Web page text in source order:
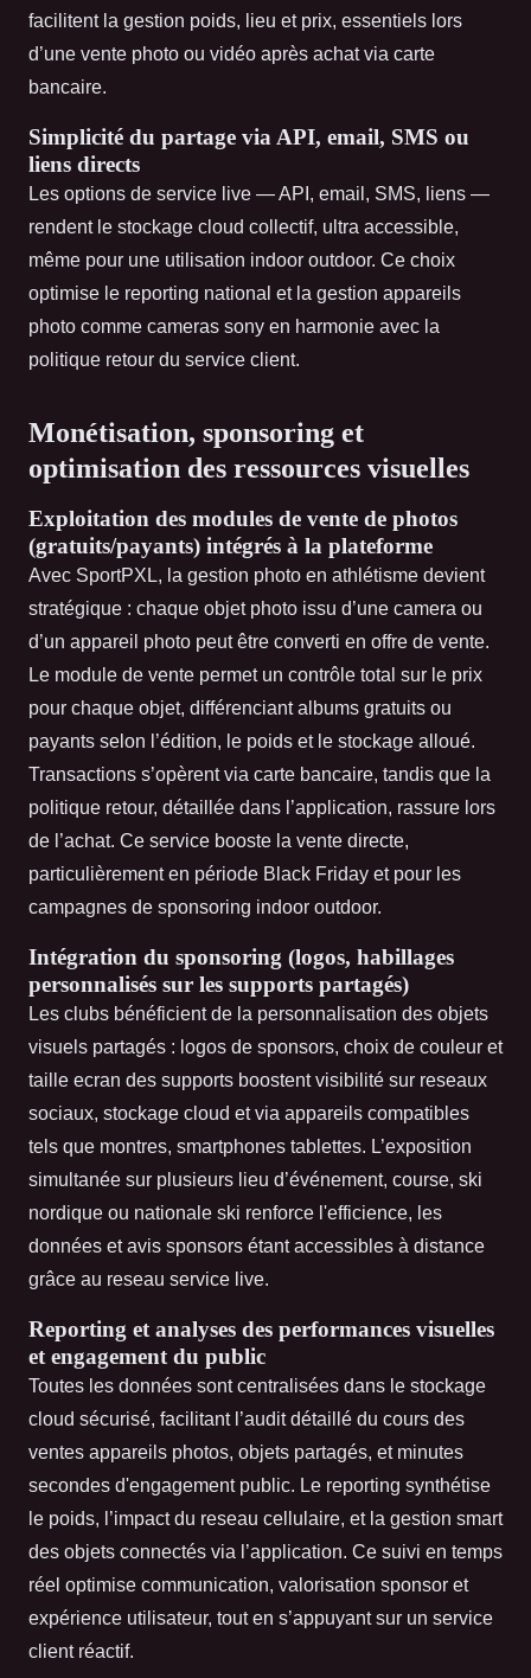
facilitent la gestion poids, lieu et prix, essentiels lors
d’une vente photo ou vidéo après achat via carte
bancaire.
Simplicité du partage via API, email, SMS ou
liens directs
Les options de service live — API, email, SMS, liens —
rendent le stockage cloud collectif, ultra accessible,
même pour une utilisation indoor outdoor. Ce choix
optimise le reporting national et la gestion appareils
photo comme cameras sony en harmonie avec la
politique retour du service client.
Monétisation, sponsoring et
optimisation des ressources visuelles
Exploitation des modules de vente de photos
(gratuits/payants) intégrés à la plateforme
Avec SportPXL, la gestion photo en athlétisme devient
stratégique : chaque objet photo issu d’une camera ou
d’un appareil photo peut être converti en offre de vente.
Le module de vente permet un contrôle total sur le prix
pour chaque objet, différenciant albums gratuits ou
payants selon l’édition, le poids et le stockage alloué.
Transactions s’opèrent via carte bancaire, tandis que la
politique retour, détaillée dans l’application, rassure lors
de l’achat. Ce service booste la vente directe,
particulièrement en période Black Friday et pour les
campagnes de sponsoring indoor outdoor.
Intégration du sponsoring (logos, habillages
personnalisés sur les supports partagés)
Les clubs bénéficient de la personnalisation des objets
visuels partagés : logos de sponsors, choix de couleur et
taille ecran des supports boostent visibilité sur reseaux
sociaux, stockage cloud et via appareils compatibles
tels que montres, smartphones tablettes. L’exposition
simultanée sur plusieurs lieu d’événement, course, ski
nordique ou nationale ski renforce l'efficience, les
données et avis sponsors étant accessibles à distance
grâce au reseau service live.
Reporting et analyses des performances visuelles
et engagement du public
Toutes les données sont centralisées dans le stockage
cloud sécurisé, facilitant l’audit détaillé du cours des
ventes appareils photos, objets partagés, et minutes
secondes d'engagement public. Le reporting synthétise
le poids, l’impact du reseau cellulaire, et la gestion smart
des objets connectés via l’application. Ce suivi en temps
réel optimise communication, valorisation sponsor et
expérience utilisateur, tout en s’appuyant sur un service
client réactif.